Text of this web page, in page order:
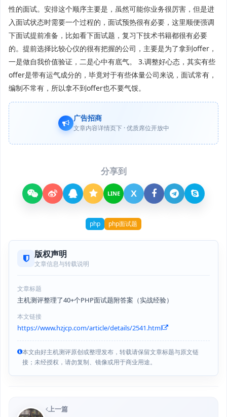
性的面试。安排这个顺序主要是，虽然可能你业务很厉害，但是进
入面试状态时需要一个过程的，面试预热很有必要，这里顺便强调
下面试提前准备，比如看下面试题，复习下技术书籍都很有必要
的。提前选择比较心仪的很有把握的公司，主要是为了拿到offer，
一是做自我价值验证，二是心中有底气。 3.调整好心态，其实有些
offer是带有运气成分的，毕竟对于有些体量公司来说，面试常有，
编制不常有，所以拿不到offer也不要气馁。
广告招商
文章内容详情页下 · 优质席位开放中
分享到
LINE X
php php面试题
版权声明
文章信息与转载说明
文章标题
主机测评整理了40+个PHP面试题附答案（实战经验）
本文链接
https://www.hzjcp.com/article/details/2541.html
本文由好主机测评原创或整理发布，转载请保留文章标题与原文链
接；未经授权，请勿复制、镜像或用于商业用途。
上一篇